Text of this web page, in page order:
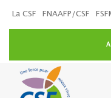
La CSF FNAAFP/CSF